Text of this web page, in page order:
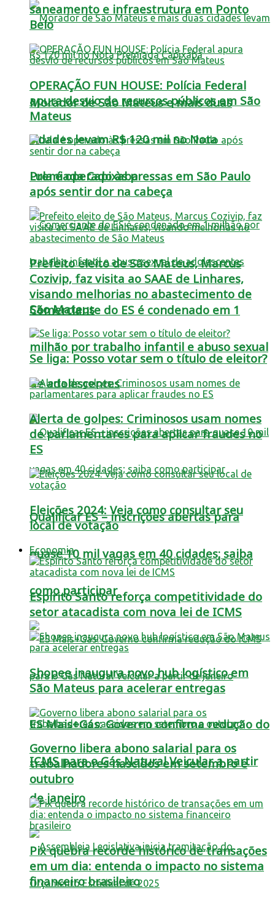
Morador de São Mateus e mais duas
cidades levam R$ 120 mil no Nota
Premiada Capixaba
Comerciante do ES é condenado em 1
milhão por trabalho infantil e abuso sexual
de adolescentes
Qualificar ES – inscrições abertas para
quase 10 mil vagas em 40 cidades; saiba
como participar
ES Mais+Gás: Governo confirma redução do
ICMS para o Gás Natural Veicular a partir
de janeiro
saneamento e infraestrutura em Ponto
Belo
OPERAÇÃO FUN HOUSE: Polícia Federal
apura desvio de recursos públicos em São
Mateus
Lula é operado às pressas em São Paulo
após sentir dor na cabeça
Prefeito eleito de São Mateus, Marcus
Cozivip, faz visita ao SAAE de Linhares,
visando melhorias no abastecimento de
São Mateus
Se liga: Posso votar sem o título de eleitor?
Alerta de golpes: Criminosos usam nomes
de parlamentares para aplicar fraudes no
ES
Eleições 2024: Veja como consultar seu
local de votação
Economia
Espírito Santo reforça competitividade do
setor atacadista com nova lei de ICMS
Shopee inaugura novo hub logístico em
São Mateus para acelerar entregas
Governo libera abono salarial para os
trabalhadores nascidos em setembro e
outubro
Pix quebra recorde histórico de transações
em um dia: entenda o impacto no sistema
financeiro brasileiro